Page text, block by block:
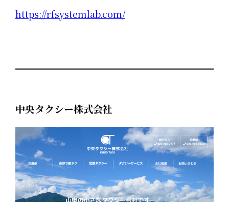
https://rfsystemlab.com/
中央タクシー株式会社